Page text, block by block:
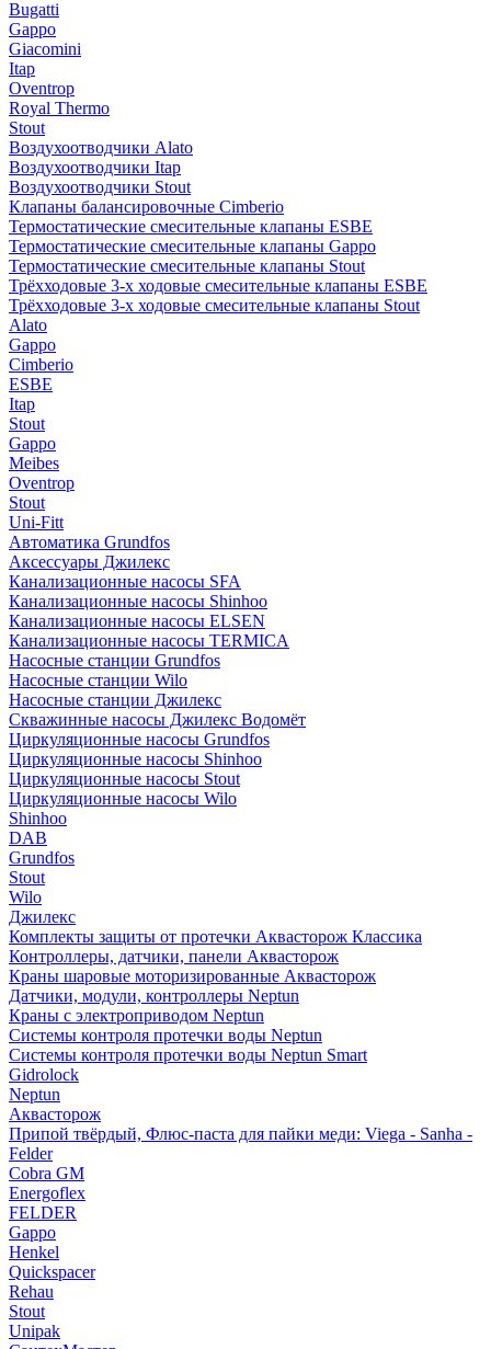
Bugatti
Gappo
Giacomini
Itap
Oventrop
Royal Thermo
Stout
Воздухоотводчики Alato
Воздухоотводчики Itap
Воздухоотводчики Stout
Клапаны балансировочные Cimberio
Термостатические смесительные клапаны ESBE
Термостатические смесительные клапаны Gappo
Термостатические смесительные клапаны Stout
Трёхходовые 3-х ходовые смесительные клапаны ESBE
Трёхходовые 3-х ходовые смесительные клапаны Stout
Alato
Gappo
Cimberio
ESBE
Itap
Stout
Gappo
Meibes
Oventrop
Stout
Uni-Fitt
Автоматика Grundfos
Аксессуары Джилекс
Канализационные насосы SFA
Канализационные насосы Shinhoo
Канализационные насосы ELSEN
Канализационные насосы TERMICA
Насосные станции Grundfos
Насосные станции Wilo
Насосные станции Джилекс
Скважинные насосы Джилекс Водомёт
Циркуляционные насосы Grundfos
Циркуляционные насосы Shinhoo
Циркуляционные насосы Stout
Циркуляционные насосы Wilo
Shinhoo
DAB
Grundfos
Stout
Wilo
Джилекс
Комплекты защиты от протечки Аквасторож Классика
Контроллеры, датчики, панели Аквасторож
Краны шаровые моторизированные Аквасторож
Датчики, модули, контроллеры Neptun
Краны с электроприводом Neptun
Системы контроля протечки воды Neptun
Системы контроля протечки воды Neptun Smart
Gidrolock
Neptun
Аквасторож
Припой твёрдый, Флюс-паста для пайки меди: Viega - Sanha -
Felder
Cobra GM
Energoflex
FELDER
Gappo
Henkel
Quickspacer
Rehau
Stout
Unipak